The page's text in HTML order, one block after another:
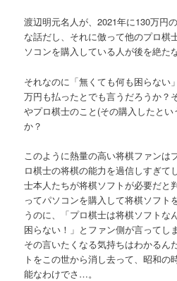
渡辺明元名人が、2021年に130万円
な話だし、それに倣って他のプロ棋
ソコンを購入している人が後を絶た
それなのに「無くても何も困らない
万円も払ったとでも言うだろうか？
やプロ棋士のこと(その購入したと
か？
このように熱量の高い将棋ファンは
ロ棋士の将棋の能力を過信しすぎて
士本人たちが将棋ソフトが必要だと
ってパソコンを購入して将棋ソフト
うのに、「プロ棋士は将棋ソフトな
困らない！」とファン側が言ってし
その言いたくなる気持ちはわかる
トをこの世から消し去って、昭和の
能なわけでさ…。